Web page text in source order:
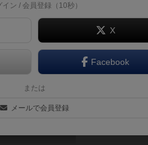
ーム
イン / 会員登録（10秒）
X
Facebook
または
メールで会員登録